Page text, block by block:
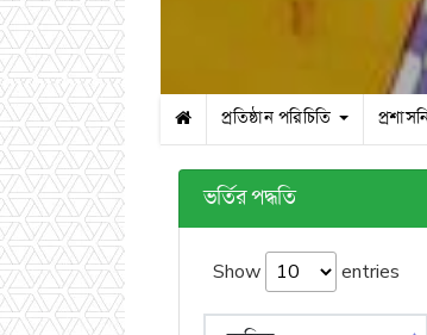
প্রতিষ্ঠান পরিচিতি
ভর্তির পদ্ধতি
Show entries